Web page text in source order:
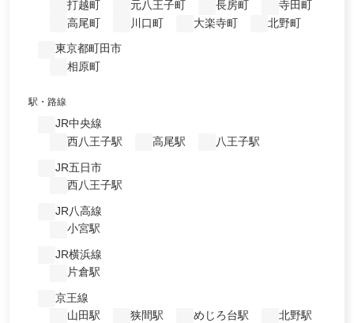
打越町
元八王子町 長房町
寺田町
高尾町
川口町 大楽寺町 北野町
東京都町田市
相原町
駅・路線
JR中央線
西八王子駅
高尾駅 八王子駅
JR五日市
西八王子駅
JR八高線
小宮駅
JR横浜線
片倉駅
京王線
山田駅
狭間駅 めじろ台駅
北野駅